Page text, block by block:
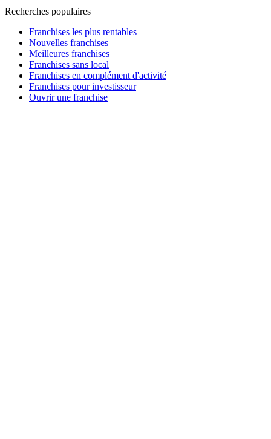
Recherches populaires
Franchises les plus rentables
Nouvelles franchises
Meilleures franchises
Franchises sans local
Franchises en complément d'activité
Franchises pour investisseur
Ouvrir une franchise